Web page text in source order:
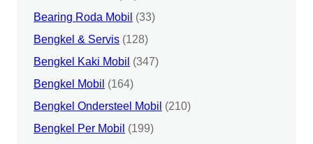
Bearing Roda Mobil (33)
Bengkel & Servis (128)
Bengkel Kaki Mobil (347)
Bengkel Mobil (164)
Bengkel Ondersteel Mobil (210)
Bengkel Per Mobil (199)